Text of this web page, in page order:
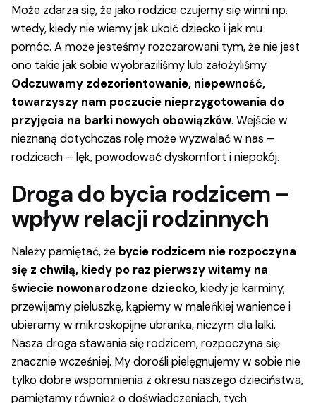
Może zdarza się, że jako rodzice czujemy się winni np.
wtedy, kiedy nie wiemy jak ukoić dziecko i jak mu
pomóc. A może jesteśmy rozczarowani tym, że nie jest
ono takie jak sobie wyobraziliśmy lub założyliśmy.
Odczuwamy zdezorientowanie, niepewność,
towarzyszy nam poczucie nieprzygotowania do
przyjęcia na barki nowych obowiązków. Wejście w
nieznaną dotychczas rolę może wyzwalać w nas –
rodzicach – lęk, powodować dyskomfort i niepokój.
Droga do bycia rodzicem –
wpływ relacji rodzinnych
Należy pamiętać, że bycie rodzicem nie rozpoczyna
się z chwilą, kiedy po raz pierwszy witamy na
świecie nowonarodzone dziecko, kiedy je karminy,
przewijamy pieluszkę, kąpiemy w maleńkiej wanience i
ubieramy w mikroskopijne ubranka, niczym dla lalki.
Nasza droga stawania się rodzicem, rozpoczyna się
znacznie wcześniej. My dorośli pielęgnujemy w sobie nie
tylko dobre wspomnienia z okresu naszego dzieciństwa,
pamiętamy również o doświadczeniach, tych